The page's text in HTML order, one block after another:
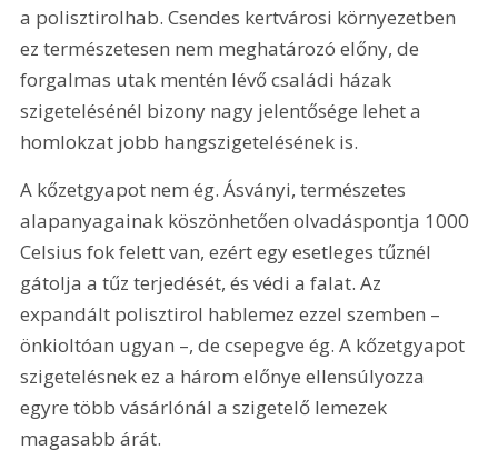
a polisztirolhab. Csendes kertvárosi környezetben
ez természetesen nem meghatározó előny, de
forgalmas utak mentén lévő családi házak
szigetelésénél bizony nagy jelentősége lehet a
homlokzat jobb hangszigetelésének is.
A kőzetgyapot nem ég. Ásványi, természetes
alapanyagainak köszönhetően olvadáspontja 1000
Celsius fok felett van, ezért egy esetleges tűznél
gátolja a tűz terjedését, és védi a falat. Az
expandált polisztirol hablemez ezzel szemben –
önkioltóan ugyan –, de csepegve ég. A kőzetgyapot
szigetelésnek ez a három előnye ellensúlyozza
egyre több vásárlónál a szigetelő lemezek
magasabb árát.